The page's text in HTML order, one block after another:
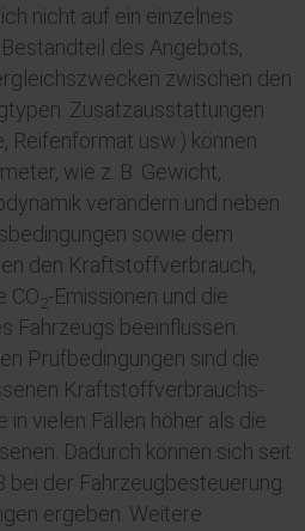
nicht auf ein einzelnes
des Angebots,
zwischen den
Zusatzausstattungen
Reifenformat usw.) können
wie z. B. Gewicht,
verändern und neben
sowie dem
den Kraftstoffverbrauch,
CO2-Emissionen und die
Fahrzeugs beeinflussen.
Prüfbedingungen sind die
Kraftstoffverbrauchs-
in vielen Fällen höher als die
Dadurch können sich seit
bei der Fahrzeugbesteuerung
ergeben. Weitere